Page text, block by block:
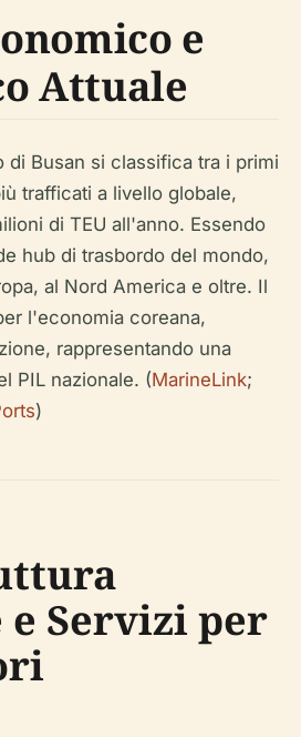
e
Attuale
di Busan si classifica tra i primi
trafficati a livello globale,
di TEU all'anno. Essendo
hub di trasbordo del mondo,
al Nord America e oltre. Il
l'economia coreana,
rappresentando una
PIL nazionale. (MarineLink;
)
Servizi per